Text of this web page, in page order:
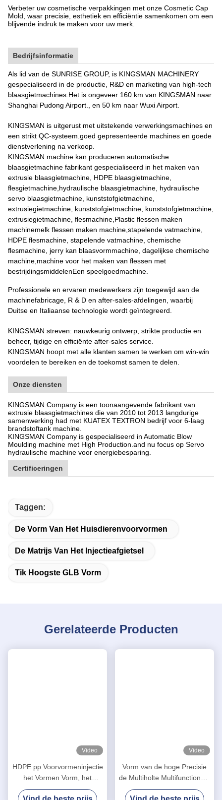
Verbeter uw cosmetische verpakkingen met onze Cosmetic Cap
Mold, waar precisie, esthetiek en efficiëntie samenkomen om een
blijvende indruk te maken voor uw merk.
Bedrijfsinformatie
Als lid van de SUNRISE GROUP, is KINGSMAN MACHINERY
gespecialiseerd in de productie, R&D en marketing van high-tech
blaasgietmachines.Het is ongeveer 160 km van KINGSMAN naar
KINGSMAN is uitgerust met uitstekende verwerkingsmachines en
een strikt QC-systeem.goed gepresenteerde machines en goede
dienstverlening na verkoop.
KINGSMAN machine kan produceren automatische
blaasgietmachine fabrikant gespecialiseerd in het maken van
extrusie blaasgietmachine, HDPE blaasgietmachine,
flesgietmachine,hydraulische blaasgietmachine, hydraulische
servo blaasgietmachine, kunststofgietmachine,
extrusiegietmachine, kunststofgietmachine, kunststofgietmachine,
extrusiegietmachine, flesmachine,Plastic flessen maken
machinemelk flessen maken machine,stapelende vatmachine,
HDPE flesmachine, stapelende vatmachine, chemische
flesmachine, jerry kan blaasvormmachine, dagelijkse chemische
machine,machine voor het maken van flessen met
Professionele en ervaren medewerkers zijn toegewijd aan de
machinefabricage, R & D en after-sales-afdelingen, waarbij
KINGSMAN streven: nauwkeurig ontwerp, strikte productie en
beheer, tijdige en efficiënte after-sales service.
KINGSMAN hoopt met alle klanten samen te werken om win-win
Onze diensten
KINGSMAN Company is een toonaangevende fabrikant van
extrusie blaasgietmachines die van 2010 tot 2013 langdurige
samenwerking had met KUATEX TEXTRON bedrijf voor 6-laag
brandstoftank machine.
KINGSMAN Company is gespecialiseerd in Automatic Blow
Moulding machine met High Production.and nu focus op Servo
hydraulische machine voor energiebesparing.
Certificeringen
Video
HDPE pp Voorvormeninjectie
Video
Vorm van de hoge Precisie
de Multiholte Multifunctioneel